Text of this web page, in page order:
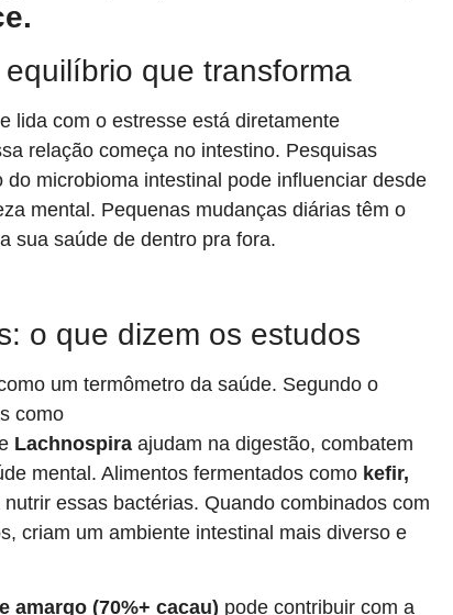
que transforma
lida com o estresse está diretamente
relação começa no intestino. Pesquisas
microbioma intestinal pode influenciar desde
mental. Pequenas mudanças diárias têm o
sua saúde de dentro pra fora.
o que dizem os estudos
um termômetro da saúde. Segundo o
como
Lachnospira ajudam na digestão, combatem
mental. Alimentos fermentados como kefir,
essas bactérias. Quando combinados com
criam um ambiente intestinal mais diverso e
amargo (70%+ cacau) pode contribuir com a